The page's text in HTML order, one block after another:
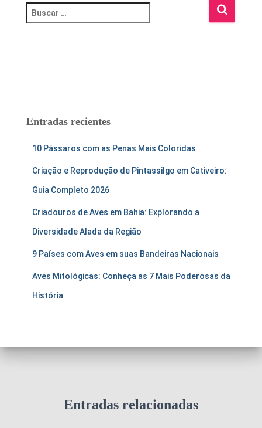
Entradas recientes
10 Pássaros com as Penas Mais Coloridas
Criação e Reprodução de Pintassilgo em Cativeiro:
Guia Completo 2026
Criadouros de Aves em Bahia: Explorando a
Diversidade Alada da Região
9 Países com Aves em suas Bandeiras Nacionais
Aves Mitológicas: Conheça as 7 Mais Poderosas da
História
Entradas relacionadas